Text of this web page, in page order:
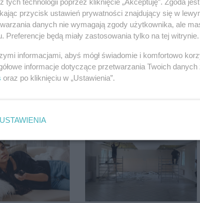
prawo
miesiące
Policja szuka świadków
a przed
ARENA
przycisk ustawień prywatności znajdujący się w
danych nie wymagają zgody użytkownika, ale
Preferencje będą miały zastosowania tylko na tej witrynie.
informacjami, abyś mógł świadomie i komfortowo
informacje dotyczące przetwarzania Twoich
oraz po kliknięciu w „Ustawienia”.
USTAWIENIA